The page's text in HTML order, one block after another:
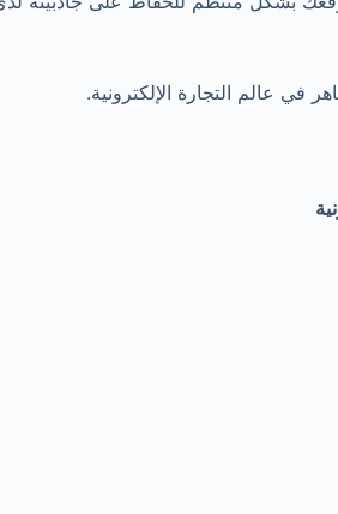
في عالم التجارة الإلكترونية.